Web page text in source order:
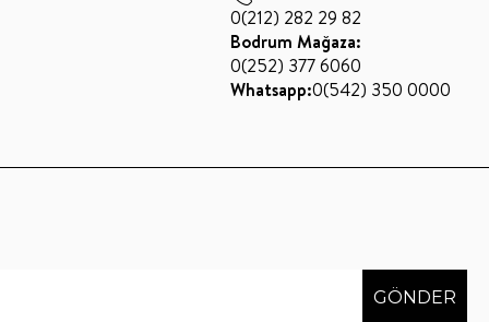
0(212) 282 29 82
Bodrum Mağaza:
0(252) 377 6060
Whatsapp:0(542) 350 0000
GÖNDER